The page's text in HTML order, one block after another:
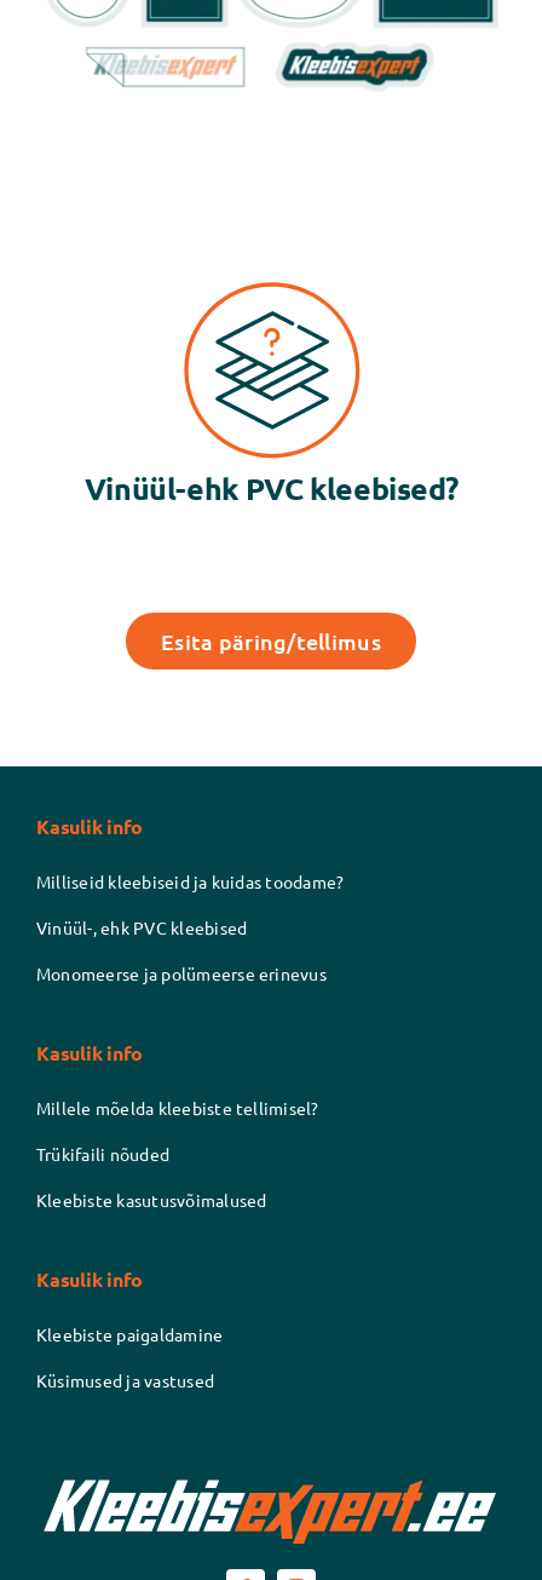
Vinüül-ehk PVC kleebised?
Esita päring/tellimus
Kasulik info
Milliseid kleebiseid ja kuidas toodame?
Vinüül-, ehk PVC kleebised
Monomeerse ja polümeerse erinevus
Kasulik info
Millele mõelda kleebiste tellimisel?
Trükifaili nõuded
Kleebiste kasutusvõimalused
Kasulik info
Kleebiste paigaldamine
Küsimused ja vastused